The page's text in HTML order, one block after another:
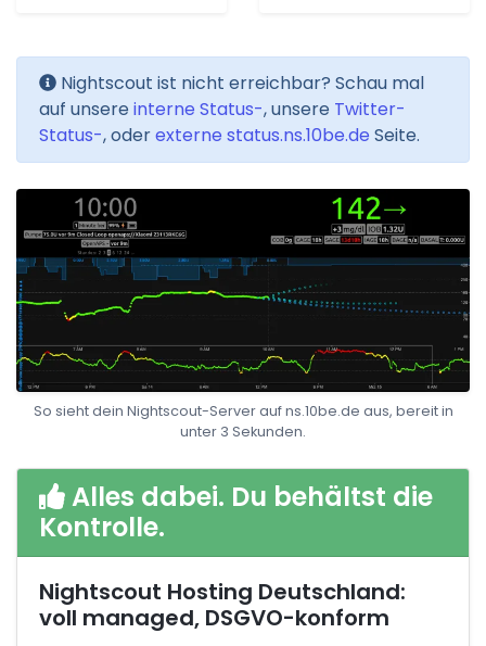
Nightscout ist nicht erreichbar? Schau mal
auf unsere interne Status-, unsere Twitter-
Status-, oderexterne status.ns.10be.de Seite.
So sieht dein Nightscout-Server auf ns.10be.de aus, bereit in
unter 3 Sekunden.
Alles dabei. Du behältst die
Kontrolle.
Nightscout Hosting Deutschland:
voll managed, DSGVO-konform